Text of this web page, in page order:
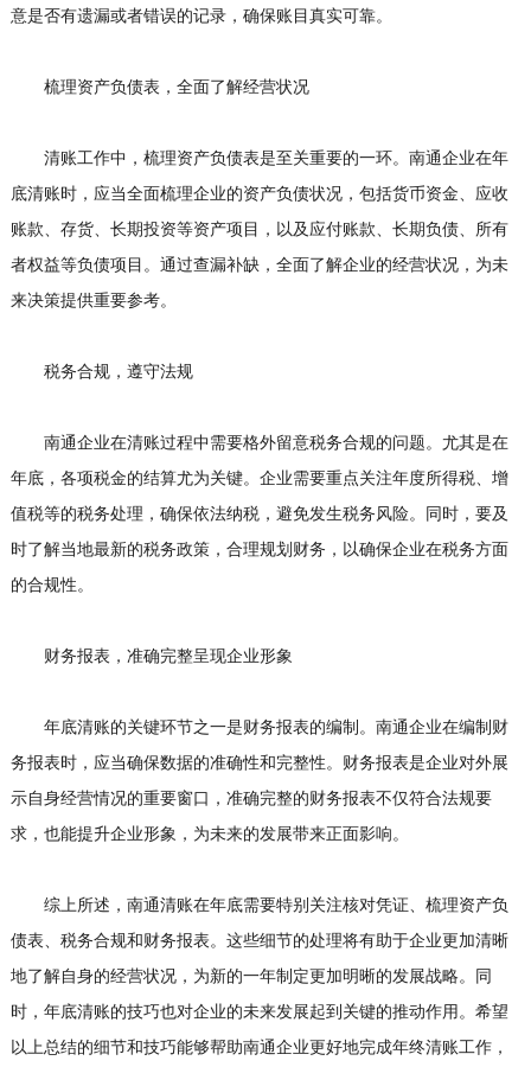
意是否有遗漏或者错误的记录，确保账目真实可靠。
梳理资产负债表，全面了解经营状况
清账工作中，梳理资产负债表是至关重要的一环。南通企业在年
底清账时，应当全面梳理企业的资产负债状况，包括货币资金、应收
账款、存货、长期投资等资产项目，以及应付账款、长期负债、所有
者权益等负债项目。通过查漏补缺，全面了解企业的经营状况，为未
来决策提供重要参考。
税务合规，遵守法规
南通企业在清账过程中需要格外留意税务合规的问题。尤其是在
年底，各项税金的结算尤为关键。企业需要重点关注年度所得税、增
值税等的税务处理，确保依法纳税，避免发生税务风险。同时，要及
时了解当地最新的税务政策，合理规划财务，以确保企业在税务方面
的合规性。
财务报表，准确完整呈现企业形象
年底清账的关键环节之一是财务报表的编制。南通企业在编制财
务报表时，应当确保数据的准确性和完整性。财务报表是企业对外展
示自身经营情况的重要窗口，准确完整的财务报表不仅符合法规要
求，也能提升企业形象，为未来的发展带来正面影响。
综上所述，南通清账在年底需要特别关注核对凭证、梳理资产负
债表、税务合规和财务报表。这些细节的处理将有助于企业更加清晰
地了解自身的经营状况，为新的一年制定更加明晰的发展战略。同
时，年底清账的技巧也对企业的未来发展起到关键的推动作用。希望
以上总结的细节和技巧能够帮助南通企业更好地完成年终清账工作，